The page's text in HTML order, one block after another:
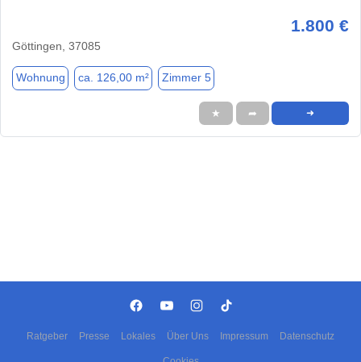
1.800 €
Göttingen, 37085
Wohnung ca. 126,00 m² Zimmer 5
★ ➦ ➜
Ratgeber Presse Lokales Über Uns Impressum Datenschutz